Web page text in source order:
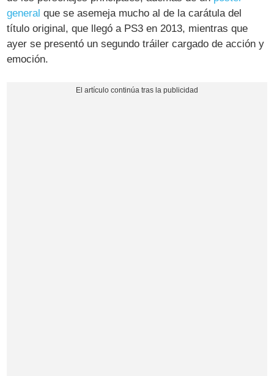
general que se asemeja mucho al de la carátula del
título original, que llegó a PS3 en 2013, mientras que
ayer se presentó un segundo tráiler cargado de acción y
emoción.